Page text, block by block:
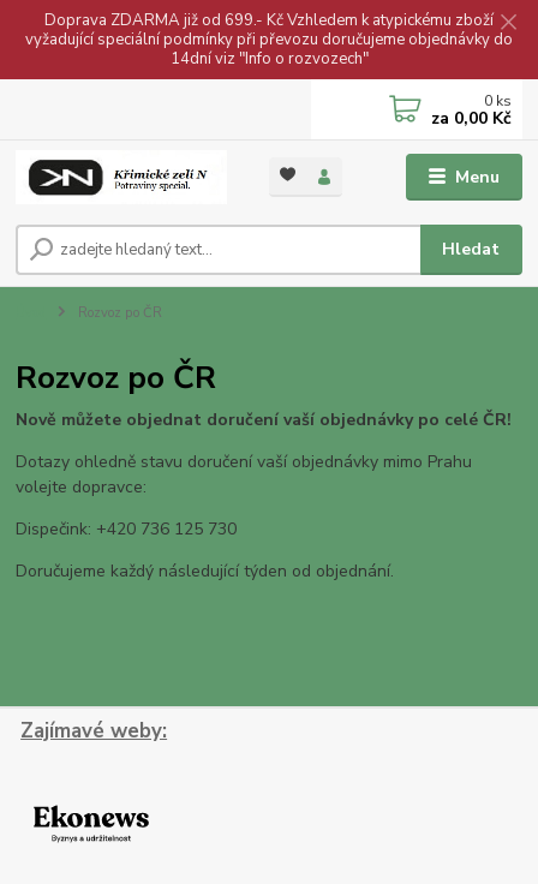
Doprava ZDARMA již od 699.- Kč Vzhledem k atypickému zboží
vyžadující speciální podmínky při převozu doručujeme objednávky do
14dní viz "Info o rozvozech"
Menu
Hledat
0 ks
za 0,00 Kč
Rozvoz po ČR
Rozvoz po ČR
Nově můžete objednat doručení vaší objednávky po celé ČR!
Dotazy ohledně stavu doručení vaší objednávky mimo Prahu
volejte dopravce:
Dispečink: +420 736 125 730
Doručujeme každý následující týden od objednání.
Zajímavé weby: